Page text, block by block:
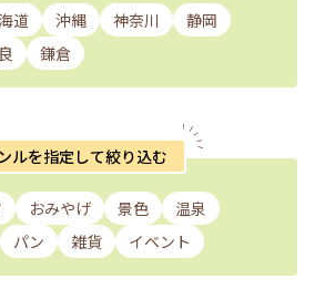
道 沖縄 神奈川
静岡
鎌倉
ルを指定して絞り込む
おみやげ 景色
温泉
パン 雑貨 イベント